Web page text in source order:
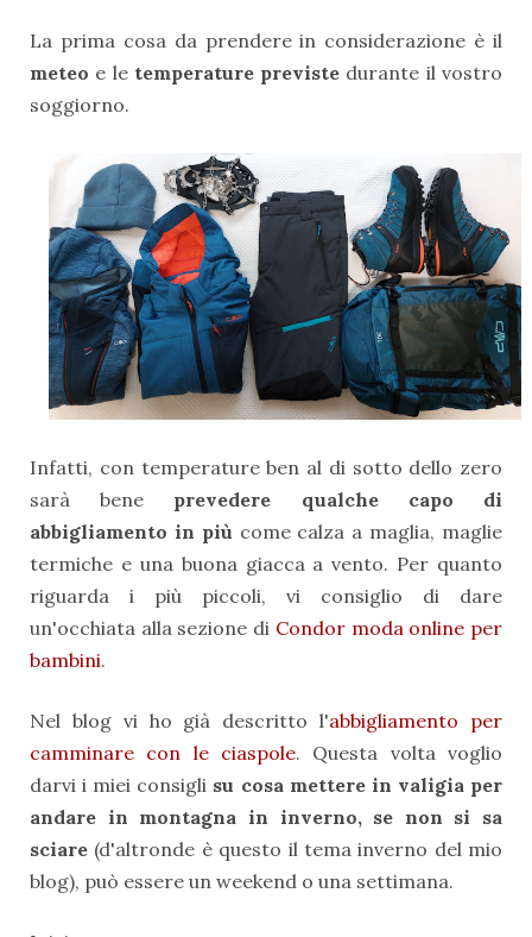
La prima cosa da prendere in considerazione è il
meteo e le temperature previste durante il vostro
soggiorno.
Infatti, con temperature ben al di sotto dello zero
sarà bene prevedere qualche capo di
abbigliamento in più come calza a maglia, maglie
termiche e una buona giacca a vento. Per quanto
riguarda i più piccoli, vi consiglio di dare
un'occhiata alla sezione di Condor moda online per
bambini.
Nel blog vi ho già descritto l'abbigliamento per
camminare con le ciaspole. Questa volta voglio
darvi i miei consigli su cosa mettere in valigia per
andare in montagna in inverno, se non si sa
sciare (d'altronde è questo il tema inverno del mio
blog), può essere un weekend o una settimana.